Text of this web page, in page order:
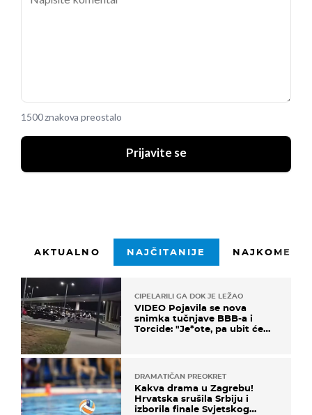
1500 znakova preostalo
Prijavite se
AKTUALNO NAJČITANIJE
CIPELARILI GA DOK JE LEŽAO
VIDEO Pojavila se nova
snimka tučnjave BBB-a i
Torcide: "Je*ote, pa ubit će
DRAMATIČAN PREOKRET
Kakva drama u Zagrebu!
Hrvatska srušila Srbiju i
izborila finale Svjetskog